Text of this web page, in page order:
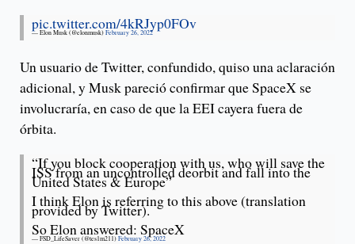
pic.twitter.com/4kRJyp0FOv
— Elon Musk (@elonmusk) February 26, 2022
Un usuario de Twitter, confundido, quiso una aclaración
adicional, y Musk pareció confirmar que SpaceX se
involucraría, en caso de que la EEI cayera fuera de
órbita.
“If you block cooperation with us, who will save the
ISS from an uncontrolled deorbit and fall into the
United States & Europe”
I think Elon is referring to this above (translation
provided by Twitter).
So Elon answered: SpaceX
— FSD_LifeSaver (@tes1m211) February 26, 2022